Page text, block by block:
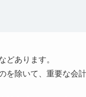
どあります。
を除いて、重要な会